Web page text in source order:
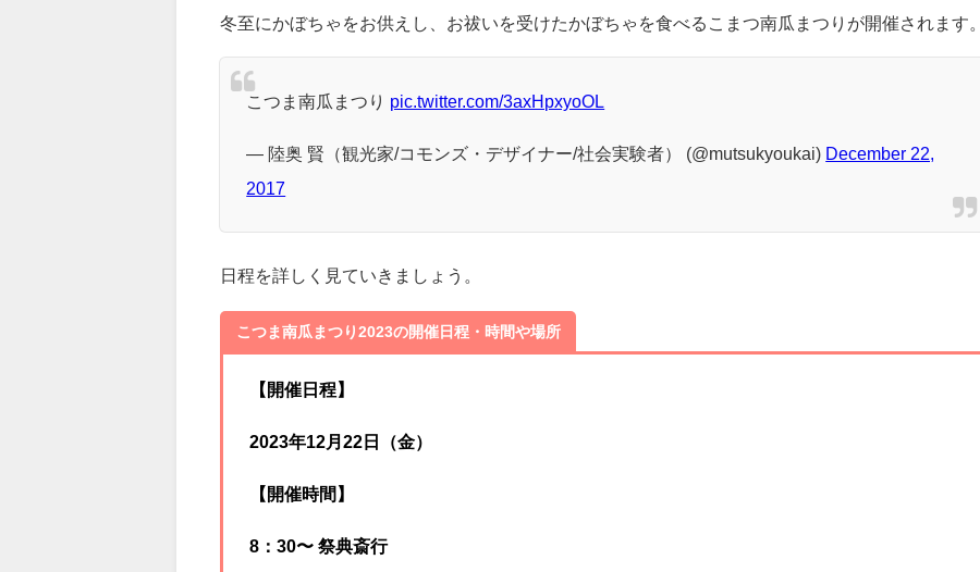
冬至にかぼちゃをお供えし、お祓いを受けたかぼちゃを食べるこまつ南瓜まつりが開催されます。
こつま南瓜まつり pic.twitter.com/3axHpxyoOL
— 陸奥 賢（観光家/コモンズ・デザイナー/社会実験者） (@mutsukyoukai) December 22,
2017
日程を詳しく見ていきましょう。
こつま南瓜まつり2023の開催日程・時間や場所
【開催日程】
2023年12月22日（金）
【開催時間】
8：30〜 祭典斎行